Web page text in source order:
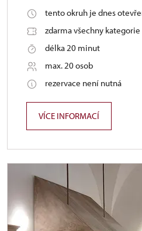
tento okruh je dnes
zdarma všechny
délka 20 minut
max. 20 osob
rezervace není nutná
VÍCE INFORMACÍ